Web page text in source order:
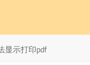
显示打印pdf